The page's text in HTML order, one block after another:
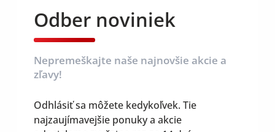
Odber noviniek
Nepremeškajte naše najnovšie akcie a
zľavy!
Odhlásiť sa môžete kedykoľvek. Tie
najzaujímavejšie ponuky a akcie